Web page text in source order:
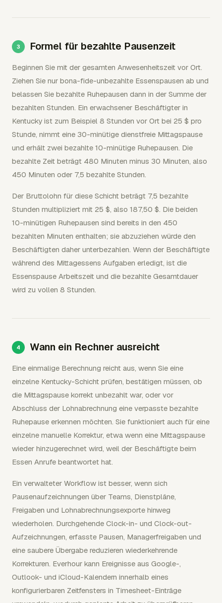
Formel für bezahlte Pausenzeit
Beginnen Sie mit der gesamten Anwesenheitszeit vor Ort.
Ziehen Sie nur bona-fide-unbezahlte Essenspausen ab und
belassen Sie bezahlte Ruhepausen dann in der Summe der
bezahlten Stunden. Ein erwachsener Beschäftigter in
Kentucky ist zum Beispiel 8 Stunden vor Ort bei 25 $ pro
Stunde, nimmt eine 30-minütige dienstfreie Mittagspause
und erhält zwei bezahlte 10-minütige Ruhepausen. Die
bezahlte Zeit beträgt 480 Minuten minus 30 Minuten, also
450 Minuten oder 7,5 bezahlte Stunden.
Der Bruttolohn für diese Schicht beträgt 7,5 bezahlte
Stunden multipliziert mit 25 $, also 187,50 $. Die beiden
10-minütigen Ruhepausen sind bereits in den 450
bezahlten Minuten enthalten; sie abzuziehen würde den
Beschäftigten daher unterbezahlen. Wenn der Beschäftigte
während des Mittagessens Aufgaben erledigt, ist die
Essenspause Arbeitszeit und die bezahlte Gesamtdauer
wird zu vollen 8 Stunden.
Wann ein Rechner ausreicht
Eine einmalige Berechnung reicht aus, wenn Sie eine
einzelne Kentucky-Schicht prüfen, bestätigen müssen, ob
die Mittagspause korrekt unbezahlt war, oder vor
Abschluss der Lohnabrechnung eine verpasste bezahlte
Ruhepause erkennen möchten. Sie funktioniert auch für eine
einzelne manuelle Korrektur, etwa wenn eine Mittagspause
wieder hinzugerechnet wird, weil der Beschäftigte beim
Essen Anrufe beantwortet hat.
Ein verwalteter Workflow ist besser, wenn sich
Pausenaufzeichnungen über Teams, Dienstpläne,
Freigaben und Lohnabrechnungsexporte hinweg
wiederholen. Durchgehende Clock-in- und Clock-out-
Aufzeichnungen, erfasste Pausen, Managerfreigaben und
eine saubere Übergabe reduzieren wiederkehrende
Korrekturen. Everhour kann Ereignisse aus Google-,
Outlook- und iCloud-Kalendern innerhalb eines
konfigurierbaren Zeitfensters in Timesheet-Einträge